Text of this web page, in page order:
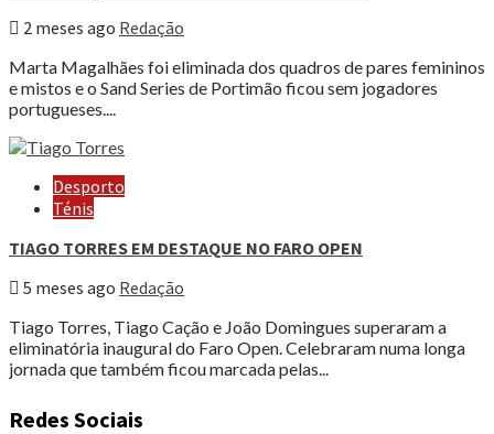
2 meses ago Redação
Marta Magalhães foi eliminada dos quadros de pares femininos
e mistos e o Sand Series de Portimão ficou sem jogadores
portugueses....
Desporto
Ténis
TIAGO TORRES EM DESTAQUE NO FARO OPEN
5 meses ago Redação
Tiago Torres, Tiago Cação e João Domingues superaram a
eliminatória inaugural do Faro Open. Celebraram numa longa
jornada que também ficou marcada pelas...
Redes Sociais